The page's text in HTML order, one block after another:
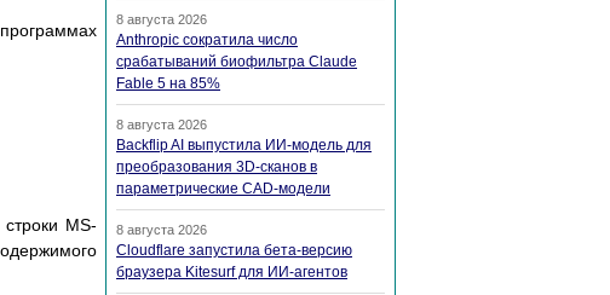
MS-
8 августа 2026
Anthropic сократила число
срабатываний биофильтра Claude
Fable 5 на 85%
8 августа 2026
Backflip AI выпустила ИИ-модель для
преобразования 3D-сканов в
параметрические CAD-модели
8 августа 2026
Cloudflare запустила бета-версию
браузера Kitesurf для ИИ-агентов